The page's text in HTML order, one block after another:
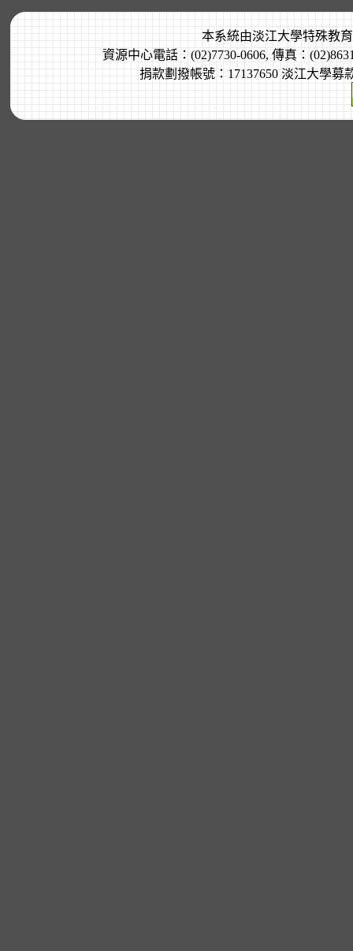
本系統由淡江大學特殊教
資源中心電話：(02)7730-0606, 傳真：
捐款劃撥帳號：17137650 淡江大學